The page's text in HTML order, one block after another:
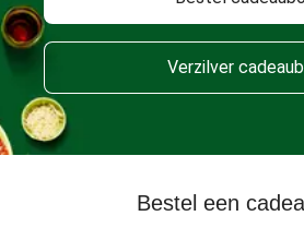
Verzilver
Bestel een